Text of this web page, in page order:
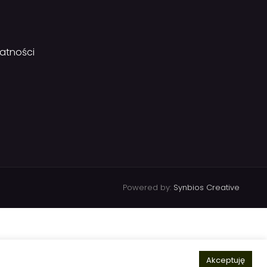
Powered by: Synbios Creative
Akceptuję